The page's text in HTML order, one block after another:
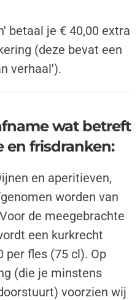
betaal je € 40,00 extra
(deze bevat een
verhaal').
wat betreft
en frisdranken:
en aperitieven,
worden van
de meegebrachte
een kurkrecht
per fles (75 cl). Op
(die je minstens
voorzien wij